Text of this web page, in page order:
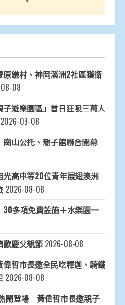
鎌村、神岡溪洲2社區獲衛
08
遊樂園區」首日狂吸三萬人
2026-08-08
山公托、親子館聯合開幕
高中等20位青年展翅澳洲
2026-08-08
多項免費設施＋水樂園一
慶父親節 2026-08-08
哲市長邀全民吃釋迦、騎鐵
2026-08-08
鬧登場 黃偉哲市長邀親子